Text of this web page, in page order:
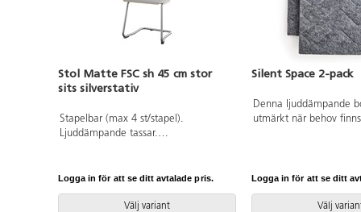
Stol Matte FSC sh 45 cm stor
sits silverstativ
Stapelbar (max 4 st/stapel).
Ljuddämpande tassar.
Totaldjupet på stativet är 54 cm. Vikt
högtryckslaminat. Silverlackerat stativ,
Logga in för att se ditt avtalade pris.
Välj variant
Silent Space 2-pack
Denna ljuddämpande
utmärkt när behov finns
Skärmen består av tre
användning kan
Logga in för att se ditt
Välj